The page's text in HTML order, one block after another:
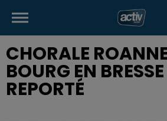
CHORALE
BOURG EN
REPORTÉ